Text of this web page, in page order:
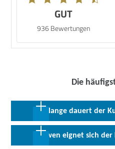
GUT
936 Bewertungen
Die
Wie lange dauert der
288 Coachingeinheiten in max. 48
Für wen eignet sich der